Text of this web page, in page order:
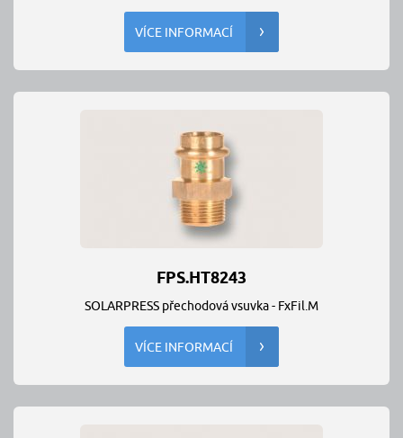
VÍCE INFORMACÍ
FPS.HT8243
SOLARPRESS přechodová vsuvka - FxFil.M
VÍCE INFORMACÍ